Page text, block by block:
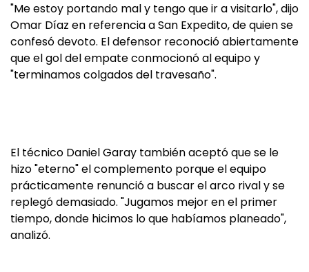
"Me estoy portando mal y tengo que ir a visitarlo", dijo
Omar Díaz en referencia a San Expedito, de quien se
confesó devoto. El defensor reconoció abiertamente
que el gol del empate conmocionó al equipo y
"terminamos colgados del travesaño".
El técnico Daniel Garay también aceptó que se le
hizo "eterno" el complemento porque el equipo
prácticamente renunció a buscar el arco rival y se
replegó demasiado. "Jugamos mejor en el primer
tiempo, donde hicimos lo que habíamos planeado",
analizó.